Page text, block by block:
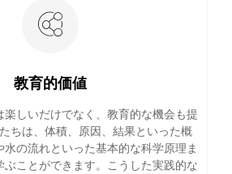
教育的価値
楽しいだけでなく、教育的な機会も提
ちは、体積、原因、結果といった概
の流れといった基本的な科学原理ま
ぶことができます。こうした実践的な